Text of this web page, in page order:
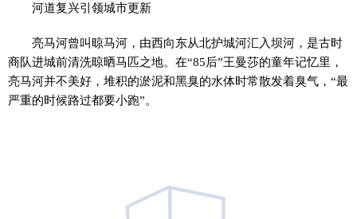
河道复兴引领城市更新
亮马河曾叫晾马河，由西向东从北护城河汇入坝河，是古时
商队进城前清洗晾晒马匹之地。在“85后”王曼莎的童年记忆里，
亮马河并不美好，堆积的淤泥和黑臭的水体时常散发着臭气，“最
严重的时候路过都要小跑”。